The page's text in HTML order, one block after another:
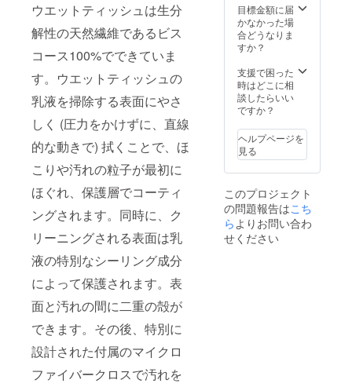
ウエットティッシュは生分
解性の天然繊維であるビス
コース100%でできていま
す。ウエットティッシュの
乳液を掃除する表面にやさ
しく (圧力をかけずに、直線
的な動きで) 拭くことで、ほ
こりや汚れの粒子が最初に
ほぐれ、保護層でコーティ
ングされます。同時に、ク
リーニングされる表面は乳
液の特別なシーリング成分
によって保護されます。表
面と汚れの間に二重の殻が
できます。その後、特別に
設計された付属のマイクロ
ファイバークロスで汚れを
目標金額に届
かなかった場
合どうなりま
すか？
支援で困った
時はどこに相
談したらいい
ですか？
ヘルプページを
見る
このプロジェクト
の問題報告はこち
ら よりお問い合わ
せください